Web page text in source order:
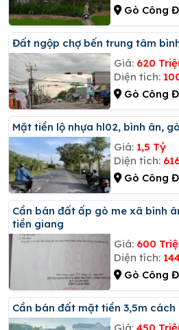
Gò Công
đất ngộp chợ bến trung tâm
Giá: 620
Diện tích:
Gò Công
Mặt tiền lộ nhựa hl02, bình ân,
Giá: 1,5 Tỷ
Diện tích:
Gò Công
Cần bán đất ấp gò me xã bình ân , huyện gò công đông,
tiền giang
Giá: 600
Diện tích:
Gò Công
Cần bán đất mặt tiền 3,5m